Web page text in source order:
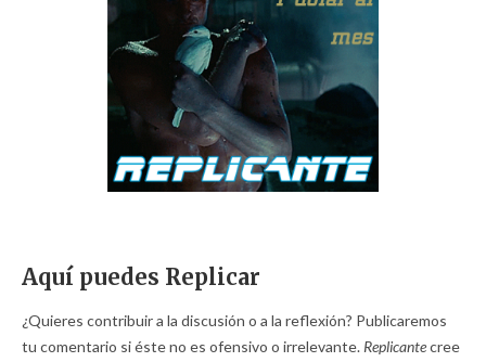
Aquí puedes Replicar
¿Quieres contribuir a la discusión o a la reflexión? Publicaremos
tu comentario si éste no es ofensivo o irrelevante. Replicantecree